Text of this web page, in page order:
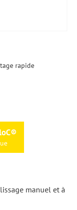
rapide
manuel et à